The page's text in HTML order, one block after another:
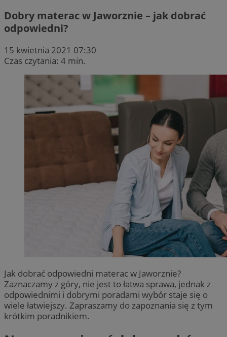
Dobry materac w Jaworznie – jak dobrać
odpowiedni?
15 kwietnia 2021 07:30
Czas czytania: 4 min.
Jak dobrać odpowiedni materac w Jaworznie?
Zaznaczamy z góry, nie jest to łatwa sprawa, jednak z
odpowiednimi i dobrymi poradami wybór staje się o
wiele łatwiejszy. Zapraszamy do zapoznania się z tym
krótkim poradnikiem.